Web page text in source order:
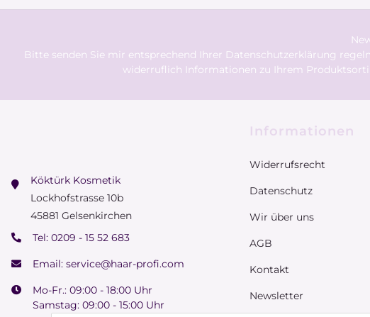
Bitte senden Sie mir entsprechend Ihrer Datenschutzerklärung
widerruflich Informationen zu Ihrem
Köktürk Kosmetik
Lockhofstrasse 10b
45881 Gelsenkirchen
Tel: 0209 - 15 52 683
Email: service@haar-profi.com
Mo-Fr.: 09:00 - 18:00 Uhr
Samstag: 09:00 - 15:00 Uhr
Informationen
Widerrufsrecht
Datenschutz
Wir über uns
AGB
Kontakt
Newsletter